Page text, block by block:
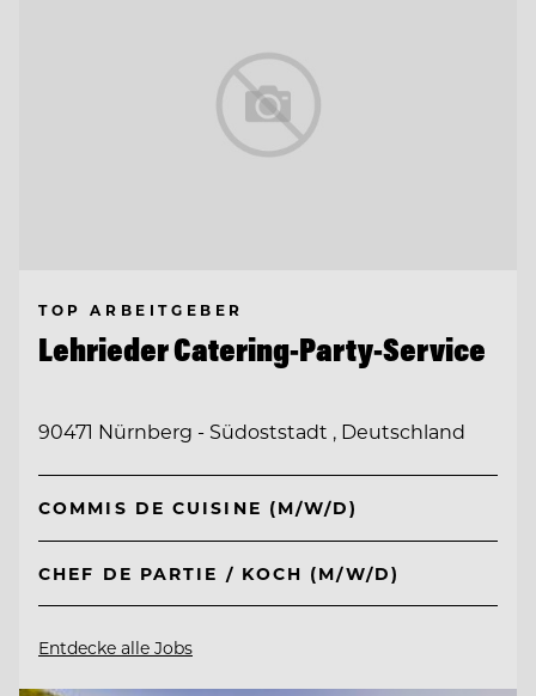
TOP ARBEITGEBER
Lehrieder Catering-Party-Service
90471 Nürnberg - Südoststadt , Deutschland
COMMIS DE CUISINE (M/W/D)
CHEF DE PARTIE / KOCH (M/W/D)
Entdecke alle Jobs